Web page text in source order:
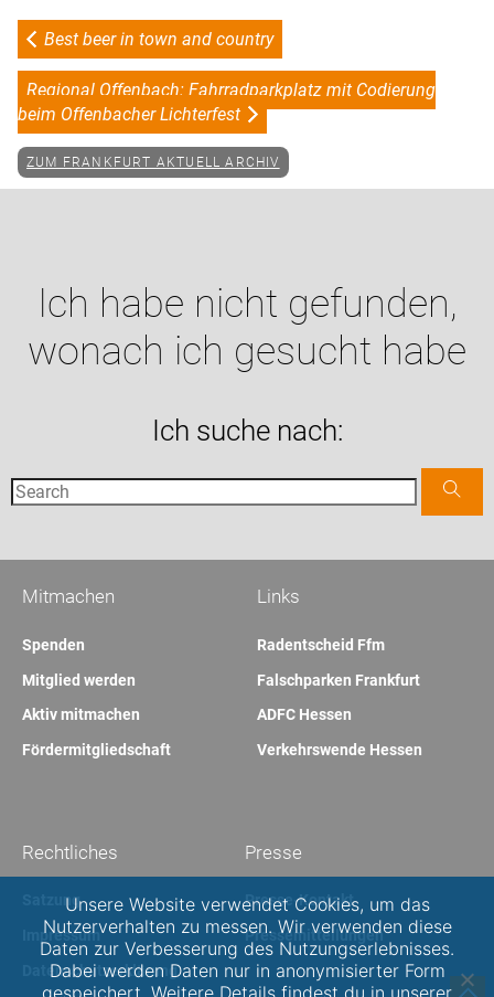
Best beer in town and country
Regional Offenbach: Fahrradparkplatz mit Codierung
beim Offenbacher Lichterfest
ZUM FRANKFURT AKTUELL ARCHIV
Ich habe nicht gefunden,
wonach ich gesucht habe
Ich suche nach:
Links
Radentscheid Ffm
Falschparken Frankfurt
ADFC Hessen
Verkehrswende Hessen
Mitmachen
Spenden
Mitglied werden
Aktiv mitmachen
Fördermitgliedschaft
Presse
Presse-Kontakt
Pressemitteilungen
Rechtliches
Satzung
Impressum
Datenschutzerklärung
Unsere Website verwendet Cookies, um das
Nutzerverhalten zu messen. Wir verwenden diese
Daten zur Verbesserung des Nutzungserlebnisses.
Dabei werden Daten nur in anonymisierter Form
gespeichert. Weitere Details findest du in unserer